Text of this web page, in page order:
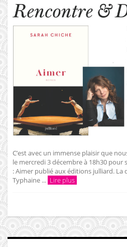
C’est avec un immense plaisir que
le mercredi 3 décembre à 18h30
: Aimer publié aux éditions julliard. La
Typhaine ... Lire plus